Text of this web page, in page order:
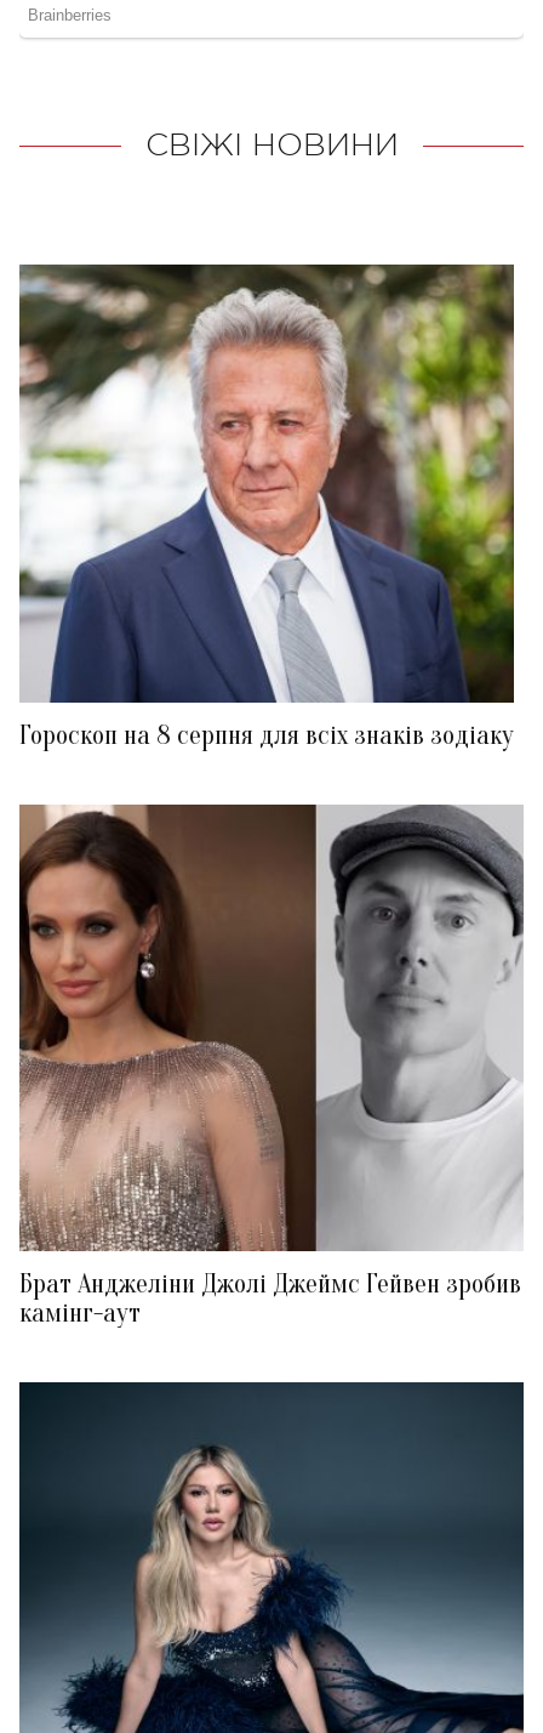
СВІЖІ НОВИНИ
Гороскоп на 8 серпня для всіх знаків зодіаку
Брат Анджеліни Джолі Джеймс Гейвен зробив
камінг-аут